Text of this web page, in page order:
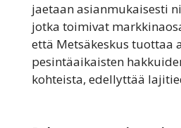
jaetaan asianmukaisesti
jotka toimivat
että Metsäkeskus tuottaa
pesintäaikaisten
kohteista, edellyttää